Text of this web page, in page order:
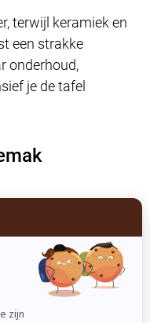
terwijl keramiek en
een strakke
onderhoud,
je de tafel
de ruimte én van
met het
zoek je vooral een
kun je